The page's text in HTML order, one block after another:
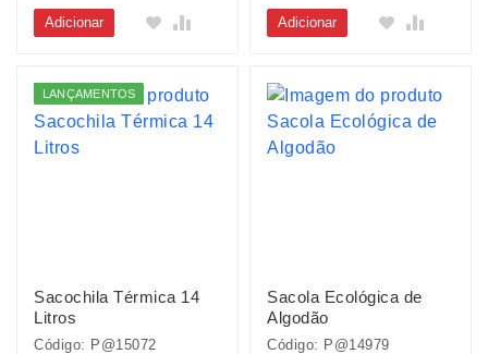
Adicionar Adicionar
LANÇAMENTOS
Sacochila Térmica 14
Litros
Código: P@15072
Sacola Ecológica de
Algodão
Código: P@14979